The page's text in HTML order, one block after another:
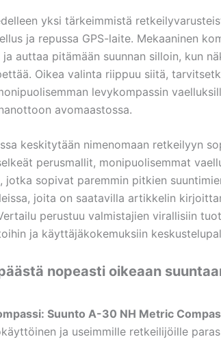
yksi tärkeimmistä
ja repussa GPS-laite. Mekaaninen
auttaa pitämään suunnan silloin, kun
Oikea valinta riippuu siitä,
levykompassin
avomaastossa.
keskitytään nimenomaan retkeilyyn
perusmallit, monipuolisemmat
jotka sopivat paremmin pitkien
joita on saatavilla artikkelin
perustuu valmistajien virallisiin
ja käyttäjäkokemuksiin
nopeasti oikeaan
Suunto A-30 NH Metric
ja useimmille retkeilijöille